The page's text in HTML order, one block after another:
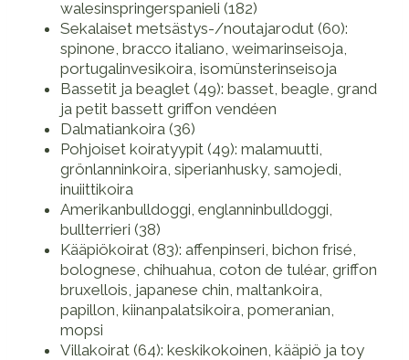
walesinspringerspanieli (182)
Sekalaiset metsästys-/noutajarodut (60):
spinone, bracco italiano, weimarinseisoja,
portugalinvesikoira, isomünsterinseisoja
Bassetit ja beaglet (49): basset, beagle, grand
ja petit bassett griffon vendéen
Dalmatiankoira (36)
Pohjoiset koiratyypit (49): malamuutti,
grönlanninkoira, siperianhusky, samojedi,
inuiittikoira
Amerikanbulldoggi, englanninbulldoggi,
bullterrieri (38)
Kääpiökoirat (83): affenpinseri, bichon frisé,
bolognese, chihuahua, coton de tuléar, griffon
bruxellois, japanese chin, maltankoira,
papillon, kiinanpalatsikoira, pomeranian,
mopsi
Villakoirat (64): keskikokoinen, kääpiö ja toy